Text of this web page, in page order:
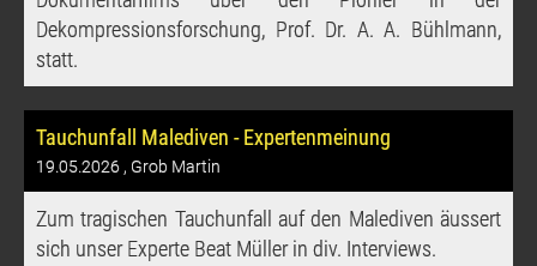
Dekompressionsforschung, Prof. Dr. A. A. Bühlmann,
statt.
Tauchunfall Malediven - Expertenmeinung
19.05.2026 , Grob Martin
Zum tragischen Tauchunfall auf den Malediven äussert
sich unser Experte Beat Müller in div. Interviews.